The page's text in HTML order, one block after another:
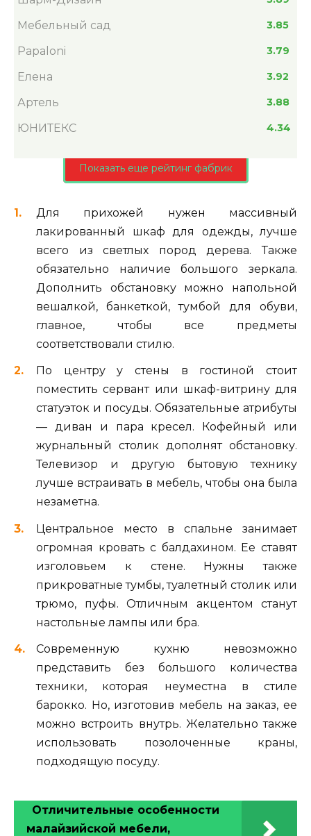
Мебельный сад 3.85
Papaloni 3.79
Елена 3.92
Артель 3.88
ЮНИТЕКС 4.34
Показать еще рейтинг фабрик
Для прихожей нужен массивный
лакированный шкаф для одежды, лучше
всего из светлых пород дерева. Также
обязательно наличие большого зеркала.
Дополнить обстановку можно напольной
вешалкой, банкеткой, тумбой для обуви,
главное, чтобы все предметы
соответствовали стилю.
По центру у стены в гостиной стоит
поместить сервант или шкаф-витрину для
статуэток и посуды. Обязательные атрибуты
— диван и пара кресел. Кофейный или
журнальный столик дополнят обстановку.
Телевизор и другую бытовую технику
лучше встраивать в мебель, чтобы она была
незаметна.
Центральное место в спальне занимает
огромная кровать с балдахином. Ее ставят
изголовьем к стене. Нужны также
прикроватные тумбы, туалетный столик или
трюмо, пуфы. Отличным акцентом станут
настольные лампы или бра.
Современную кухню невозможно
представить без большого количества
техники, которая неуместна в стиле
барокко. Но, изготовив мебель на заказ, ее
можно встроить внутрь. Желательно также
использовать позолоченные краны,
подходящую посуду.
Отличительные особенности
малайзийской мебели,